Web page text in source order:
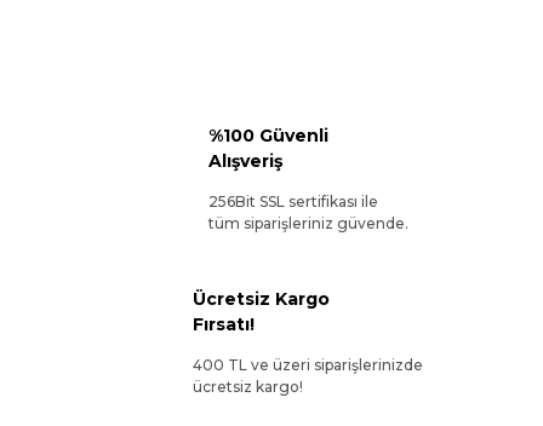
%100 Güvenli
Alışveriş
256Bit SSL sertifikası ile
tüm siparişleriniz güvende.
Ücretsiz Kargo
Fırsatı!
400 TL ve üzeri siparişlerinizde
ücretsiz kargo!